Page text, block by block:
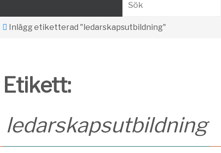
Home
Inlägg etiketterad "ledarskapsutbildning"
Etikett:
ledarskapsutbildning